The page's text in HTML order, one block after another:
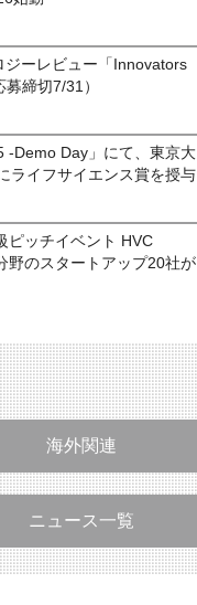
ジーレビュー「Innovators
締切7/31）
-Demo Day」にて、東京大
ライフサイエンス賞を授与
ピッチイベント HVC
野のスタートアップ20社が
海外関連
ニュース一覧